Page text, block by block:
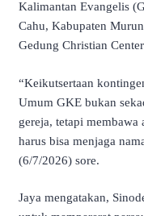
Kalimantan Evangelis
Cahu, Kabupaten
Gedung Christian
“Keikutsertaan
Umum GKE bukan
gereja, tetapi membawa
harus bisa menjaga
(6/7/2026) sore.
Jaya mengatakan,